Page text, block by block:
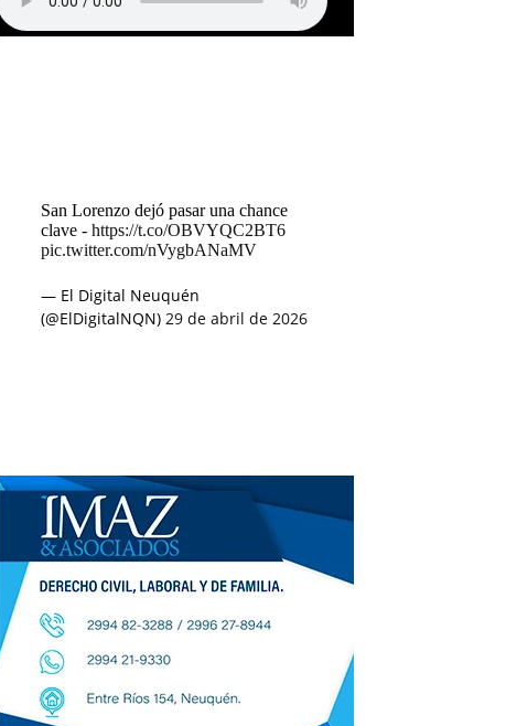
San Lorenzo dejó pasar una chance
clave - https://t.co/OBVYQC2BT6
pic.twitter.com/nVygbANaMV
— El Digital Neuquén
(@ElDigitalNQN) 29 de abril de 2026